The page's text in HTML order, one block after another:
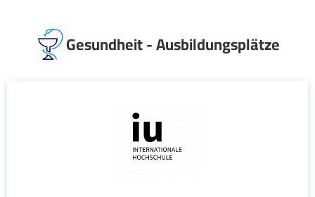
Gesundheit - Ausbildungsplätze